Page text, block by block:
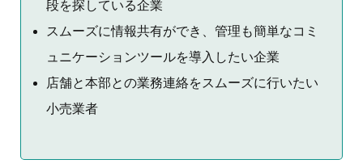
段を探している企業
スムーズに情報共有ができ、管理も簡単なコミ
ュニケーションツールを導入したい企業
店舗と本部との業務連絡をスムーズに行いたい
小売業者